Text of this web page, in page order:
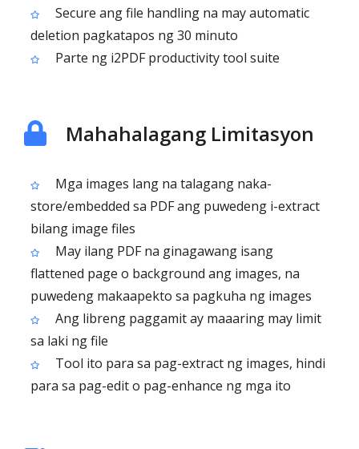
Secure ang file handling na may automatic
deletion pagkatapos ng 30 minuto
Parte ng i2PDF productivity tool suite
Mahahalagang Limitasyon
Mga images lang na talagang naka-
store/embedded sa PDF ang puwedeng i-extract
bilang image files
May ilang PDF na ginagawang isang
flattened page o background ang images, na
puwedeng makaapekto sa pagkuha ng images
Ang libreng paggamit ay maaaring may limit
sa laki ng file
Tool ito para sa pag-extract ng images, hindi
para sa pag-edit o pag-enhance ng mga ito